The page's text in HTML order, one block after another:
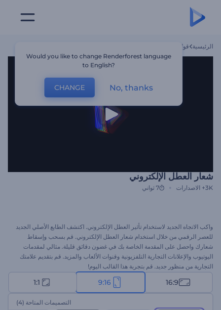
الرئيسية قوالب
شعار العطل الإلكتروني
3K+ الاصدارات 7 ثواني
واكب الاتجاه الجديد لاستخدام تأثير العطل الإلكتروني. اكتشف الطابع الأصلي الجديد
للعصر الرقمي من خلال استخدام شعار العطل الإلكتروني. قم بسحب وإسقاط
شعارك واحصل على المقدمة الخاصة بك في غضون دقائق قليلة. مثالي لمقدمات
اليوتيوب والإعلانات التجارية التلفزيونية وقنوات الألعاب والمزيد. قم بتقديم علامتك
التجارية من منظور جديد. قم بتجربة هذا القالب اليوم!
16:9
9:16
1:1
التصميمات المتاحة (4)
Would you like to change Renderforest language
to English?
CHANGE No, thanks